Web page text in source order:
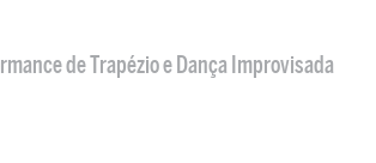
de Trapézio e Dança Improvisada